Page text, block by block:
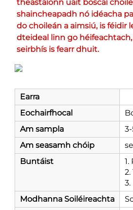
theastaíonn uait boscaí
shaincheapadh nó idéacha
do choileán a aimsiú, is féidir
dteideal linn go
seirbhís is fearr dhuit.
Earra
Eochairfhocal
Am sampla
Am seasamh chóip
Buntáist
Modhanna Soiléireachta